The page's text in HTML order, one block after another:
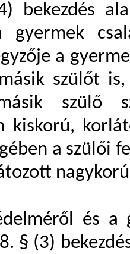
bekezdés
a
szülőt
szülő
kiskorú,
a szülői
és a
§ (3)